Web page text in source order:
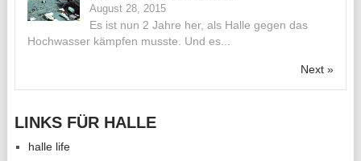
August 28, 2015
Es ist nun 2 Jahre her, als Halle gegen das
Hochwasser kämpfen musste. Und es...
Next »
LINKS FÜR HALLE
halle life